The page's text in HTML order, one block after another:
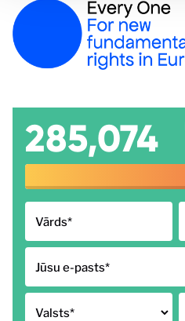
285,074
Vārds*
Jūsu e-pasts*
Valsts*